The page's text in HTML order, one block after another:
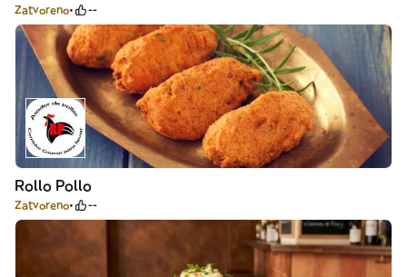
Zatvoreno --
Rollo Pollo
Zatvoreno --